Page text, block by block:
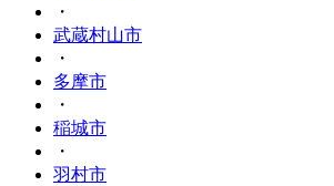
・
武蔵村山市
・
多摩市
・
稲城市
・
羽村市